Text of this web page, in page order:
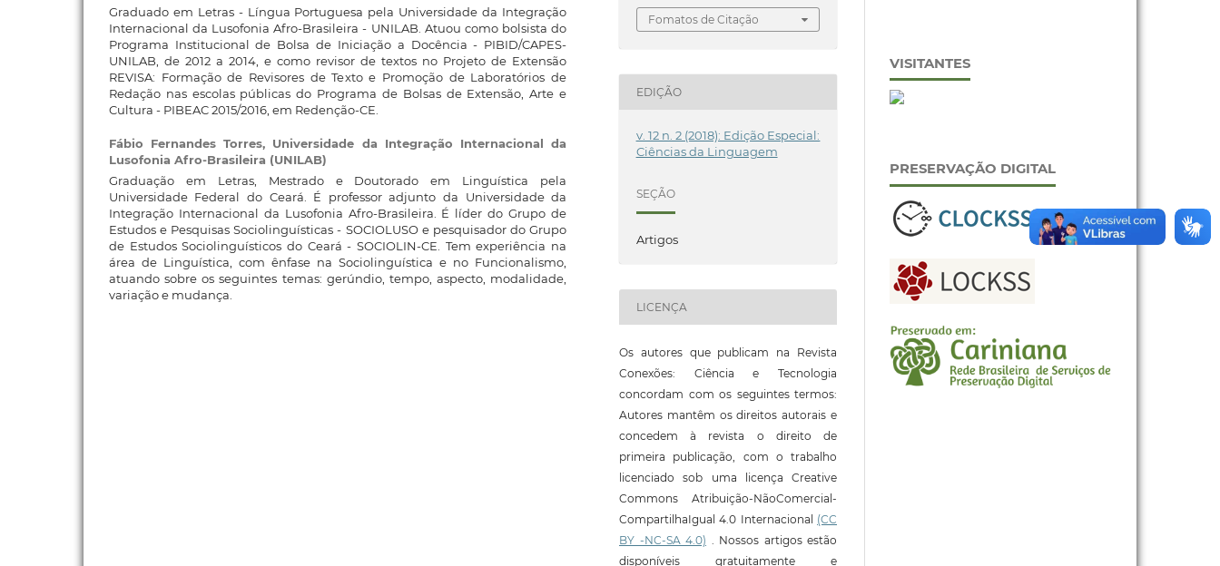
Graduado em Letras - Língua Portuguesa pela Universidade da Integração
Internacional da Lusofonia Afro-Brasileira - UNILAB. Atuou como bolsista do
Programa Institucional de Bolsa de Iniciação a Docência - PIBID/CAPES-
UNILAB, de 2012 a 2014, e como revisor de textos no Projeto de Extensão
REVISA: Formação de Revisores de Texto e Promoção de Laboratórios de
Redação nas escolas públicas do Programa de Bolsas de Extensão, Arte e
Cultura - PIBEAC 2015/2016, em Redenção-CE.
Fábio Fernandes Torres, Universidade da Integração Internacional da
Lusofonia Afro-Brasileira (UNILAB)
Graduação em Letras, Mestrado e Doutorado em Linguística pela
Universidade Federal do Ceará. É professor adjunto da Universidade da
Integração Internacional da Lusofonia Afro-Brasileira. É líder do Grupo de
Estudos e Pesquisas Sociolinguísticas - SOCIOLUSO e pesquisador do Grupo
de Estudos Sociolinguísticos do Ceará - SOCIOLIN-CE. Tem experiência na
área de Linguística, com ênfase na Sociolinguística e no Funcionalismo,
atuando sobre os seguintes temas: gerúndio, tempo, aspecto, modalidade,
variação e mudança.
Fomatos de Citação
EDIÇÃO
v. 12 n. 2 (2018): Edição Especial:
Ciências da Linguagem
SEÇÃO
Artigos
LICENÇA
Os autores que publicam na Revista
Conexões: Ciência e Tecnologia
concordam com os seguintes termos:
Autores mantêm os direitos autorais e
concedem à revista o direito de
primeira publicação, com o trabalho
licenciado sob uma licença Creative
Commons Atribuição-NãoComercial-
CompartilhaIgual 4.0 Internacional (CC
BY -NC-SA 4.0) . Nossos artigos estão
disponíveis gratuitamente e
VISITANTES
PRESERVAÇÃO DIGITAL